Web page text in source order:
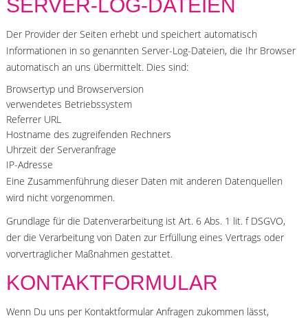
SERVER-LOG-DATEIEN
Der Provider der Seiten erhebt und speichert automatisch
Informationen in so genannten Server-Log-Dateien, die Ihr Browser
automatisch an uns übermittelt. Dies sind:
Browsertyp und Browserversion
verwendetes Betriebssystem
Referrer URL
Hostname des zugreifenden Rechners
Uhrzeit der Serveranfrage
IP-Adresse
Eine Zusammenführung dieser Daten mit anderen Datenquellen
wird nicht vorgenommen.
Grundlage für die Datenverarbeitung ist Art. 6 Abs. 1 lit. f DSGVO,
der die Verarbeitung von Daten zur Erfüllung eines Vertrags oder
vorvertraglicher Maßnahmen gestattet.
KONTAKTFORMULAR
Wenn Du uns per Kontaktformular Anfragen zukommen lässt,